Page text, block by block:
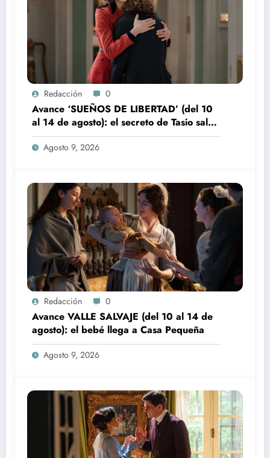
Redacción 0
Avance ‘SUEÑOS DE LIBERTAD’ (del 10
al 14 de agosto): el secreto de Tasio sale
a la luz
Agosto 9, 2026
Redacción 0
Avance VALLE SALVAJE (del 10 al 14 de
agosto): el bebé llega a Casa Pequeña
Agosto 9, 2026